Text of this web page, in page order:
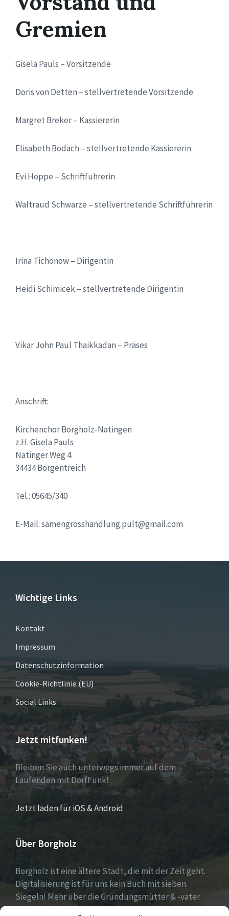
Gremien
Gisela Pauls – Vorsitzende
Doris von Detten – stellvertretende Vorsitzende
Margret Breker – Kassiererin
Elisabeth Bodach – stellvertretende Kassiererin
Evi Hoppe – Schriftführerin
Waltraud Schwarze – stellvertretende Schriftführerin
Irina Tichonow – Dirigentin
Heidi Schimicek – stellvertretende Dirigentin
Vikar John Paul Thaikkadan – Präses
Anschrift:
Kirchenchor Borgholz-Natingen
z.H. Gisela Pauls
Natinger Weg 4
34434 Borgentreich
Tel.: 05645/340
E-Mail: samengrosshandlung.pult@gmail.com
Wichtige Links
Kontakt
Impressum
Datenschutzinformation
Cookie-Richtlinie (EU)
Social Links
Jetzt mitfunken!
Bleiben Sie auch unterwegs immer auf dem
Laufenden mit DorfFunk!
Jetzt laden für iOS & Android
Über Borgholz
Borgholz ist eine ältere Stadt, die mit der Zeit geht.
Digitalisierung ist für uns kein Buch mit sieben
Siegeln! Mehr über die Gründungsmütter & -väter
gibt es unterDorfwerkstattund